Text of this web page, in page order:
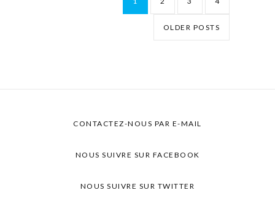
OLDER POSTS
CONTACTEZ-NOUS PAR E-MAIL
NOUS SUIVRE SUR FACEBOOK
NOUS SUIVRE SUR TWITTER